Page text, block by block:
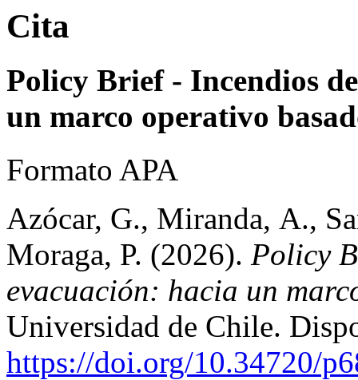
Cita
Policy Brief - Incendios
un marco operativo
Formato APA
Azócar, G., Miranda, A.,
Moraga, P. (2026). Policy
evacuación: hacia un
Universidad de Chile.
https://doi.org/10.34720/